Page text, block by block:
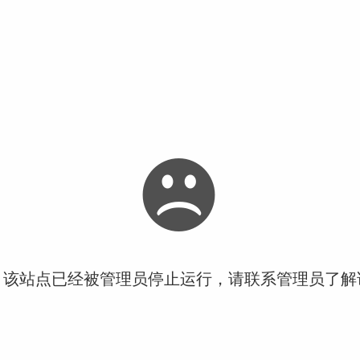
站点已经被管理员停止运行，请联系管理员了